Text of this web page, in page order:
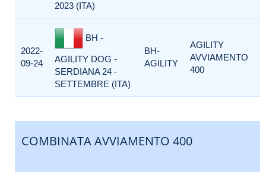
2023 (ITA)
2022-
09-24
BH -
AGILITY DOG -
SERDIANA 24 -
SETTEMBRE (ITA)
BH-
AGILITY
AGILITY
AVVIAMENTO
400
COMBINATA AVVIAMENTO 400